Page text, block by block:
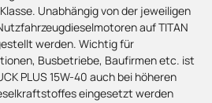
Unabhängig von der jeweiligen
auf TITAN
werden. Wichtig für
Busbetriebe, Baufirmen etc. ist
PLUS 15W-40 auch bei höheren
eingesetzt werden